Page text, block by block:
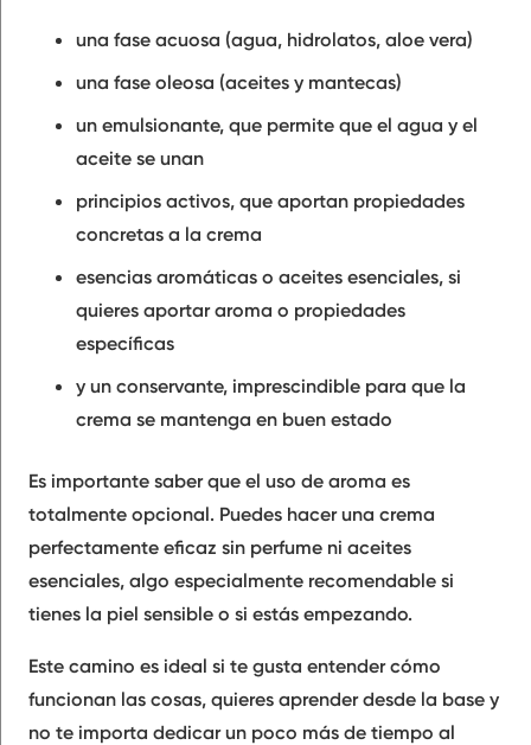
una fase acuosa (agua, hidrolatos, aloe vera)
una fase oleosa (aceites y mantecas)
un emulsionante, que permite que el agua y el
aceite se unan
principios activos, que aportan propiedades
concretas a la crema
esencias aromáticas o aceites esenciales, si
quieres aportar aroma o propiedades
específicas
y un conservante, imprescindible para que la
crema se mantenga en buen estado
Es importante saber que el uso de aroma es
totalmente opcional. Puedes hacer una crema
perfectamente eficaz sin perfume ni aceites
esenciales, algo especialmente recomendable si
tienes la piel sensible o si estás empezando.
Este camino es ideal si te gusta entender cómo
funcionan las cosas, quieres aprender desde la base y
no te importa dedicar un poco más de tiempo al